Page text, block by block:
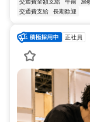
交通費全額支給
午前 経
交通費支給
長期歓迎
正社員